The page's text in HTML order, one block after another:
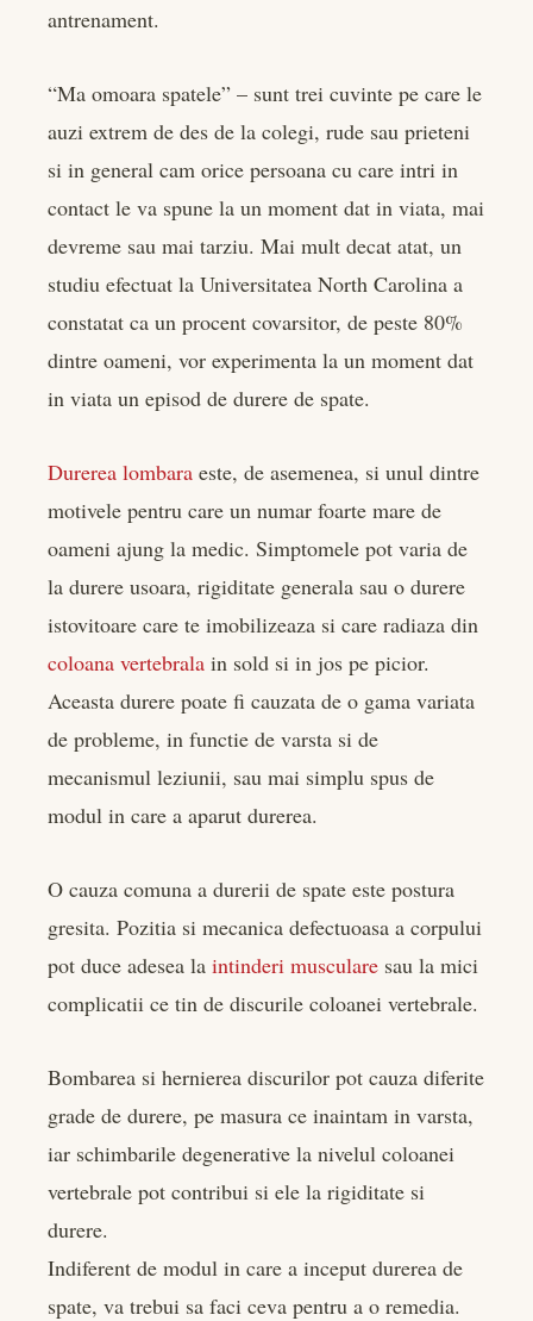
antrenament.
“Ma omoara spatele” – sunt trei cuvinte pe care le
auzi extrem de des de la colegi, rude sau prieteni
si in general cam orice persoana cu care intri in
contact le va spune la un moment dat in viata, mai
devreme sau mai tarziu. Mai mult decat atat, un
studiu efectuat la Universitatea North Carolina a
constatat ca un procent covarsitor, de peste 80%
dintre oameni, vor experimenta la un moment dat
in viata un episod de durere de spate.
Durerea lombara este, de asemenea, si unul dintre
motivele pentru care un numar foarte mare de
oameni ajung la medic. Simptomele pot varia de
la durere usoara, rigiditate generala sau o durere
istovitoare care te imobilizeaza si care radiaza din
coloana vertebrala in sold si in jos pe picior.
Aceasta durere poate fi cauzata de o gama variata
de probleme, in functie de varsta si de
mecanismul leziunii, sau mai simplu spus de
modul in care a aparut durerea.
O cauza comuna a durerii de spate este postura
gresita. Pozitia si mecanica defectuoasa a corpului
pot duce adesea la intinderi musculare sau la mici
complicatii ce tin de discurile coloanei vertebrale.
Bombarea si hernierea discurilor pot cauza diferite
grade de durere, pe masura ce inaintam in varsta,
iar schimbarile degenerative la nivelul coloanei
vertebrale pot contribui si ele la rigiditate si
durere.
Indiferent de modul in care a inceput durerea de
spate, va trebui sa faci ceva pentru a o remedia.